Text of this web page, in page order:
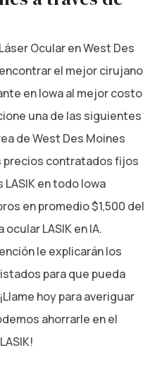
Ocular en West Des
el mejor cirujano
en Iowa al mejor costo
una de las siguientes
de West Des Moines
precios contratados fijos
en todo Iowa
en promedio $1,500 del
LASIK en IA.
le explicarán los
para que pueda
hoy para averiguar
ahorrarle en el